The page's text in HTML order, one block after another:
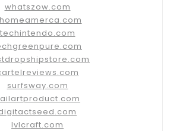
whatszow.com
techintendo.com
surfsway.com
lvlcraft.com